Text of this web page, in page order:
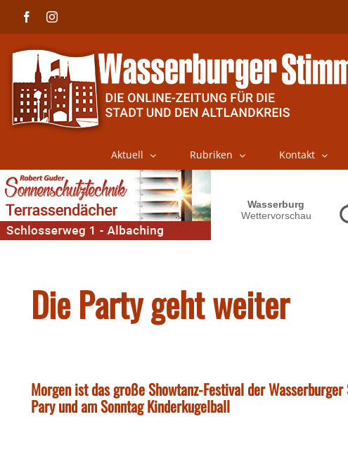
FacebookInstagram
Aktuell Rubriken Kontakt
Die Party geht weiter
Morgen ist das große Showtanz-Festival der
Pary und am Sonntag Kinderkugelball